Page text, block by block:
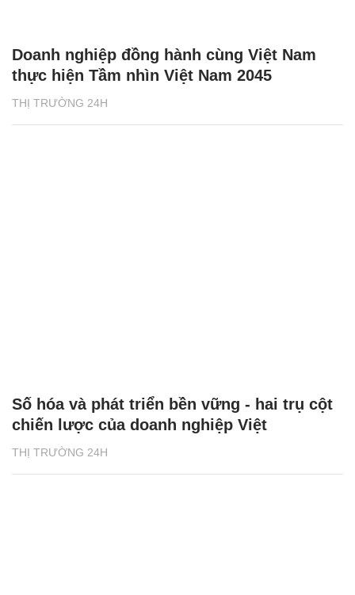
THỊ TRƯỜNG 24H
Doanh nghiệp đồng hành cùng Việt Nam
thực hiện Tầm nhìn Việt Nam 2045
THỊ TRƯỜNG 24H
Số hóa và phát triển bền vững - hai trụ cột
chiến lược của doanh nghiệp Việt